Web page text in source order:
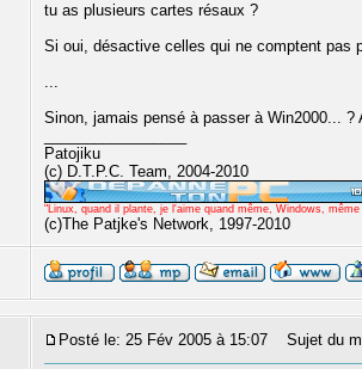
tu as plusieurs cartes résaux ?
Si oui, désactive celles qui ne comptent pas
...
Sinon, jamais pensé à passer à Win2000...
Patojiku
(c) D.T.P.C. Team, 2004-2010
"Linux, quand il plante, je l'aime quand même, Windows,
(c)The Patjke's Network, 1997-2010
Posté le: 25 Fév 2005 à 15:07 Sujet du